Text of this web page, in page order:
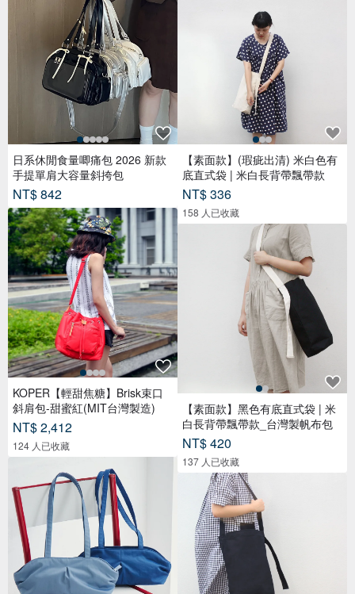
日系休閒食量唧痛包 2026 新款
手提單肩大容量斜挎包
NT$ 842
KOPER【輕甜焦糖】Brisk束口
斜肩包-甜蜜紅(MIT台灣製造)
NT$ 2,412
124 人已收藏
【素面款】(瑕疵出清) 米白色有
底直式袋 | 米白長背帶飄帶款
NT$ 336
158 人已收藏
【素面款】黑色有底直式袋 | 米
白長背帶飄帶款_台灣製帆布包
NT$ 420
137 人已收藏